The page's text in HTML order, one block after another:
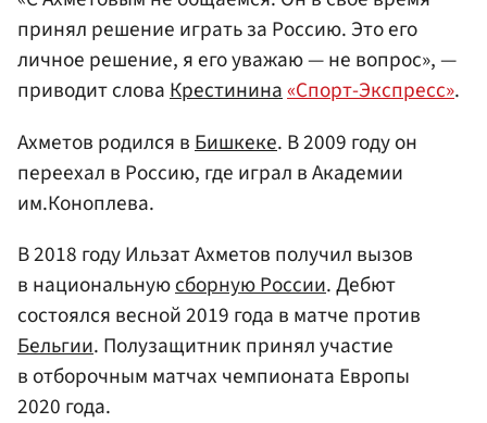
принял решение играть за Россию. Это его
личное решение, я его уважаю — не вопрос», —
приводит словаКрестинина«Спорт-Экспресс».
Ахметов родился в Бишкеке. В 2009 году он
переехал в Россию, где играл в Академии
им.Коноплева.
В 2018 году Ильзат Ахметов получил вызов
в национальнуюсборную России. Дебют
состоялся весной 2019 года в матче против
Бельгии. Полузащитник принял участие
в отборочным матчах чемпионата Европы
2020 года.